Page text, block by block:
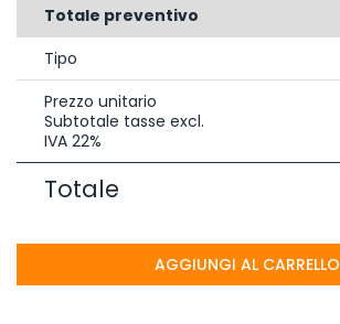
Totale preventivo
Tipo
Prezzo unitario
Subtotale tasse excl.
IVA 22%
Totale
AGGIUNGI AL CARRELLO